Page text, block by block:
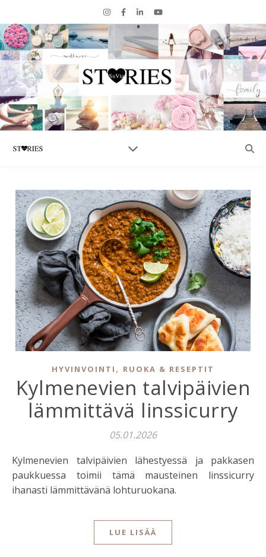
HYVINVOINTI , RUOKA & RESEPTIT
Kylmenevien talvipäivien
lämmittävä linssicurry
05.01.2026
Kylmenevien talvipäivien lähestyessä ja pakkasen
paukkuessa toimii tämä mausteinen linssicurry
ihanasti lämmittävänä lohturuokana.
LUE LISÄÄ